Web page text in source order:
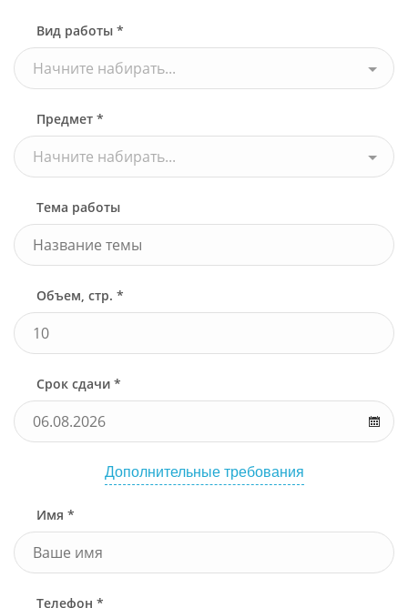
Вид работы *
Начните набирать...
Предмет *
Начните набирать...
Тема работы
Объем, стр. *
Срок сдачи *
Дополнительные требования
Имя *
Телефон *